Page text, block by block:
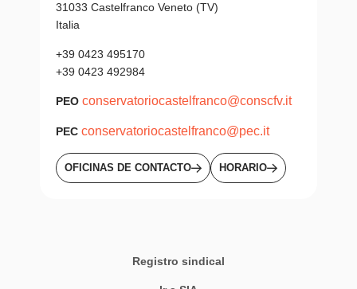
31033 Castelfranco Veneto (TV)
Italia
+39 0423 495170
+39 0423 492984
PEO conservatoriocastelfranco@conscfv.it
PEC conservatoriocastelfranco@pec.it
OFICINAS DE CONTACTO HORARIO
Registro sindical